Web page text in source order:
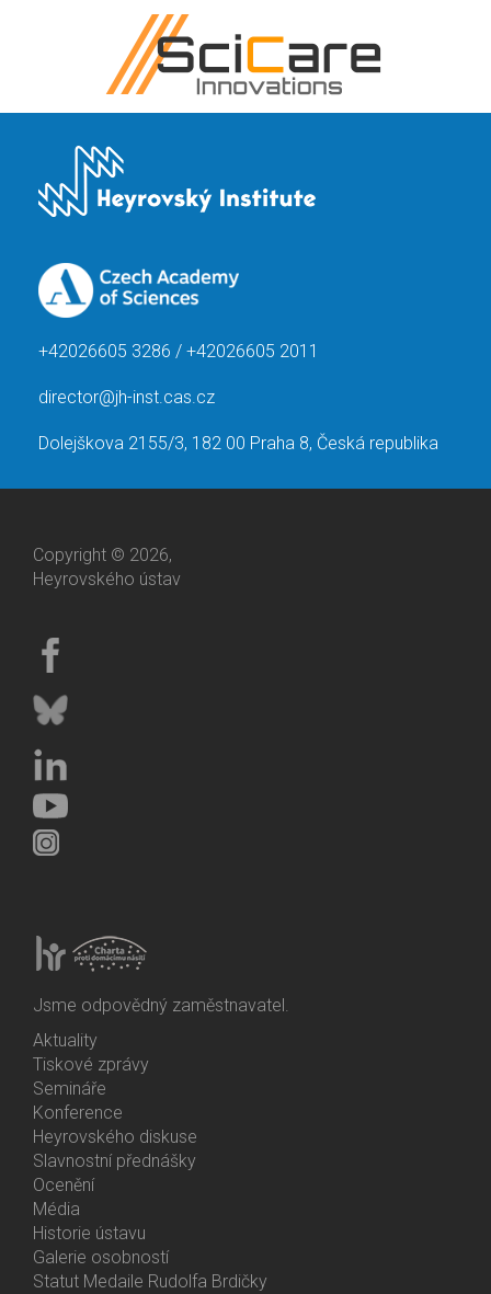
+42026605 3286 / +42026605 2011
director@jh-inst.cas.cz
Dolejškova 2155/3, 182 00 Praha 8, Česká republika
Copyright © 2026,
Heyrovského ústav
Jsme odpovědný zaměstnavatel.
Bottom
Menu
Activities
Aktuality
Tiskové zprávy
Semináře
Konference
Heyrovského diskuse
Slavnostní přednášky
Ocenění
Média
Historie ústavu
Galerie osobností
Statut Medaile Rudolfa Brdičky